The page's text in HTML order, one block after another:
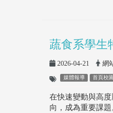
蔬食系學生
2026-04-21 網
媒體報導 首頁校
在快速變動與高
向，成為重要課